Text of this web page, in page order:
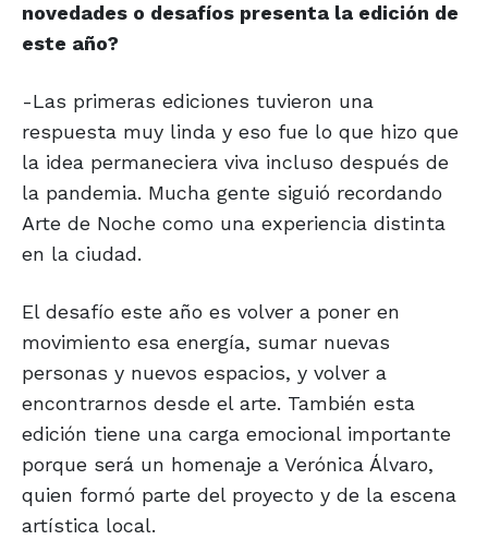
novedades o desafíos presenta la edición de
este año?
-Las primeras ediciones tuvieron una
respuesta muy linda y eso fue lo que hizo que
la idea permaneciera viva incluso después de
la pandemia. Mucha gente siguió recordando
Arte de Noche como una experiencia distinta
en la ciudad.
El desafío este año es volver a poner en
movimiento esa energía, sumar nuevas
personas y nuevos espacios, y volver a
encontrarnos desde el arte. También esta
edición tiene una carga emocional importante
porque será un homenaje a Verónica Álvaro,
quien formó parte del proyecto y de la escena
artística local.